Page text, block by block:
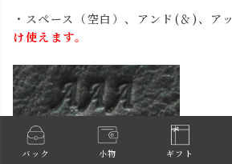
バック 小物 ギフト
・スペース（空白）、アンド(＆)、
け使えます。
・同じ母音は3文字まで、同じ子音は